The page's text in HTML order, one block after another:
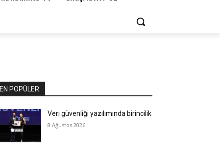
EN POPÜLER
Veri güvenliği yazılımında birincilik
8 Ağustos 2026